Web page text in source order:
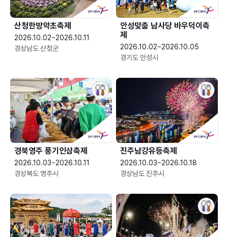
산청한방약초축제
2026.10.02~2026.10.11
경상남도 산청군
안성맞춤 남사당 바우덕이축
제
2026.10.02~2026.10.05
경기도 안성시
경북영주 풍기인삼축제
2026.10.03~2026.10.11
경상북도 영주시
진주남강유등축제
2026.10.03~2026.10.18
경상남도 진주시